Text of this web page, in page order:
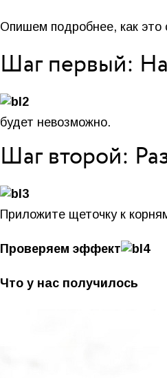
Опишем подробнее, как это
Шаг первый:
будет невозможно.
Шаг второй:
Приложите щеточку к
Проверяем эффект
Что у нас получилось